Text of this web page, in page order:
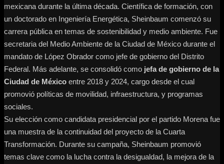
mexicana durante la última década. Científica de formación, con
un doctorado en Ingeniería Energética, Sheinbaum comenzó su
carrera pública en temas de sostenibilidad y medio ambiente. Fue
secretaria del Medio Ambiente de la Ciudad de México durante el
mandato de López Obrador como jefe de gobierno del Distrito
Federal. Más adelante, se consolidó como jefa de gobierno de la
Ciudad de México entre 2018 y 2024, cargo desde el cual
promovió políticas de movilidad, infraestructura, y programas
sociales.
Su elección como candidata presidencial por el partido Morena fue
una muestra de la continuidad del proyecto de la Cuarta
Transformación. Durante su campaña, Sheinbaum promovió
temas clave como la lucha contra la desigualdad, la mejora de la